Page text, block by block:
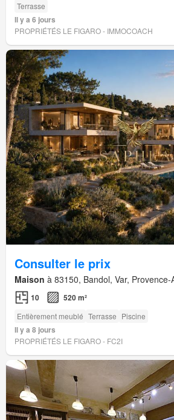
Terrasse
Il y a 6 jours
PROPRIÉTÉS LE FIGARO - IMMOCOACH
Consulter le prix
Maison à 83150, Bandol, Var,
10 520 m²
Entièrement meublé Terrasse Piscine
Il y a 8 jours
PROPRIÉTÉS LE FIGARO - FC2I